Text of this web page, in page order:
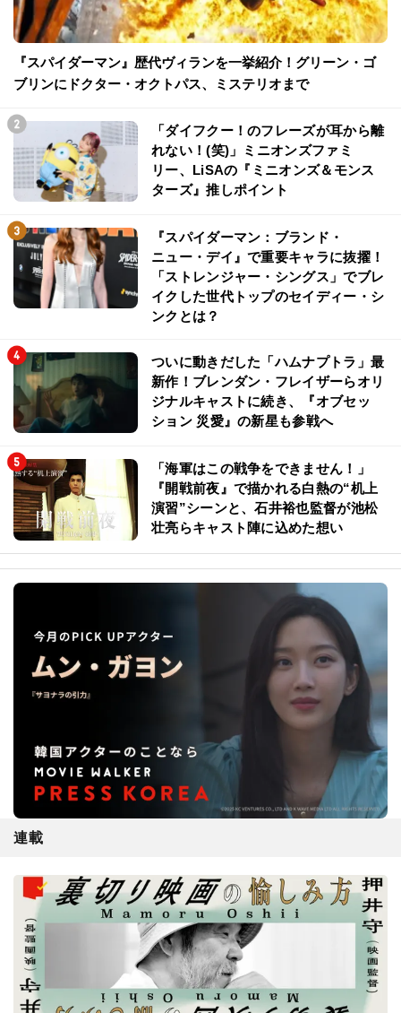
『スパイダーマン』歴代ヴィランを一挙紹介！グリーン・ゴ
ブリンにドクター・オクトパス、ミステリオまで
「ダイフクー！のフレーズが耳から離
れない！(笑)」ミニオンズファミ
リー、LiSAの『ミニオンズ＆モンス
ターズ』推しポイント
『スパイダーマン：ブランド・
ニュー・デイ』で重要キャラに抜擢！
「ストレンジャー・シングス」でブレ
イクした世代トップのセイディー・シ
ンクとは？
ついに動きだした「ハムナプトラ」最
新作！ブレンダン・フレイザーらオリ
ジナルキャストに続き、『オブセッ
ション 災愛』の新星も参戦へ
「海軍はこの戦争をできません！」
『開戦前夜』で描かれる白熱の“机上
演習”シーンと、石井裕也監督が池松
壮亮らキャスト陣に込めた想い
連載